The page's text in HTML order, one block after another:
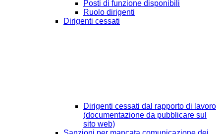
Posti di funzione disponibili
Ruolo dirigenti
Dirigenti cessati
Dirigenti cessati dal rapporto di lavoro
(documentazione da pubblicare sul
sito web)